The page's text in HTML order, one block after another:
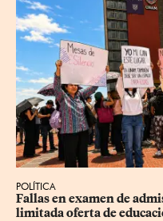
POLÍTICA
Fallas en examen de
limitada oferta de